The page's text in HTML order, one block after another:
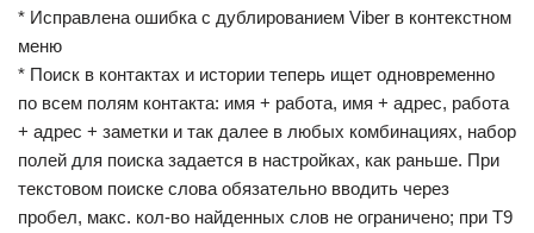
* Исправлена ошибка с дублированием Viber в контекстном
меню
* Поиск в контактах и истории теперь ищет одновременно
по всем полям контакта: имя + работа, имя + адрес, работа
+ адрес + заметки и так далее в любых комбинациях, набор
полей для поиска задается в настройках, как раньше. При
текстовом поиске слова обязательно вводить через
пробел, макс. кол-во найденных слов не ограничено; при T9